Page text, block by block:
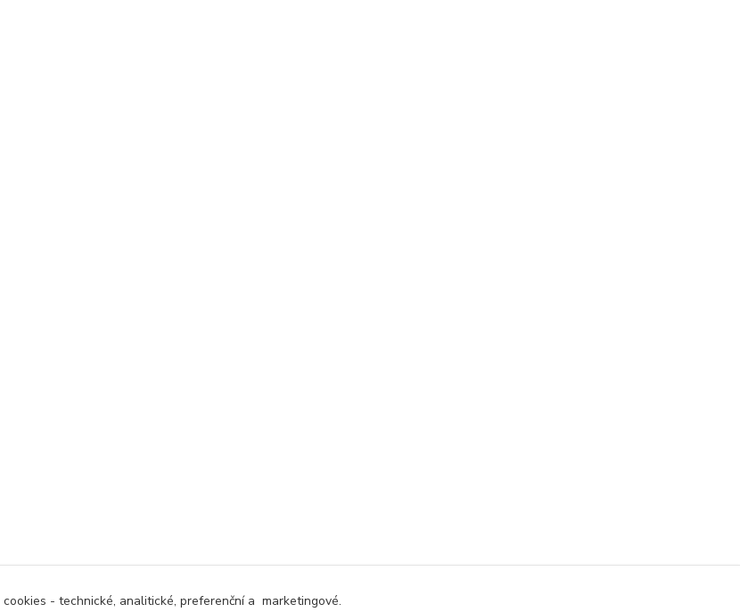
cookies - technické, analitické, preferenční a marketingové.